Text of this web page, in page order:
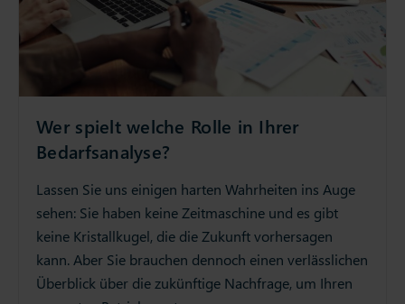
Wer spielt welche Rolle in Ihrer
Bedarfsanalyse?
Lassen Sie uns einigen harten Wahrheiten ins Auge
sehen: Sie haben keine Zeitmaschine und es gibt
keine Kristallkugel, die die Zukunft vorhersagen
kann. Aber Sie brauchen dennoch einen verlässlichen
Überblick über die zukünftige Nachfrage, um Ihren